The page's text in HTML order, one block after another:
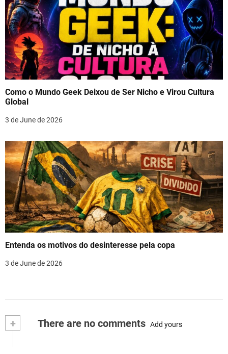
Como o Mundo Geek Deixou de Ser Nicho e Virou Cultura
Global
3 de June de 2026
Entenda os motivos do desinteresse pela copa
3 de June de 2026
+ There are no comments Add yours